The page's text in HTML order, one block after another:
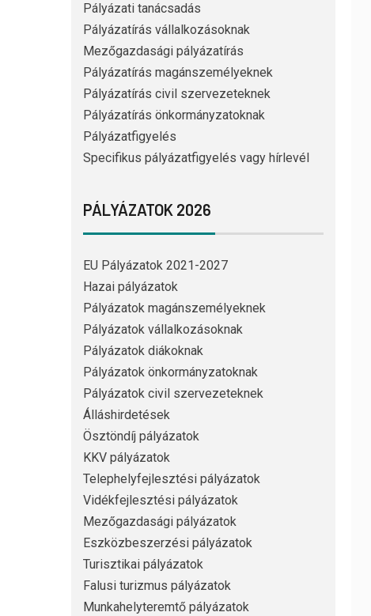
Pályázati tanácsadás
Pályázatírás vállalkozásoknak
Mezőgazdasági pályázatírás
Pályázatírás magánszemélyeknek
Pályázatírás civil szervezeteknek
Pályázatírás önkormányzatoknak
Pályázatfigyelés
Specifikus pályázatfigyelés vagy hírlevél
PÁLYÁZATOK 2026
EU Pályázatok 2021-2027
Hazai pályázatok
Pályázatok magánszemélyeknek
Pályázatok vállalkozásoknak
Pályázatok diákoknak
Pályázatok önkormányzatoknak
Pályázatok civil szervezeteknek
Álláshirdetések
Ösztöndíj pályázatok
KKV pályázatok
Telephelyfejlesztési pályázatok
Vidékfejlesztési pályázatok
Mezőgazdasági pályázatok
Eszközbeszerzési pályázatok
Turisztikai pályázatok
Falusi turizmus pályázatok
Munkahelyteremtő pályázatok